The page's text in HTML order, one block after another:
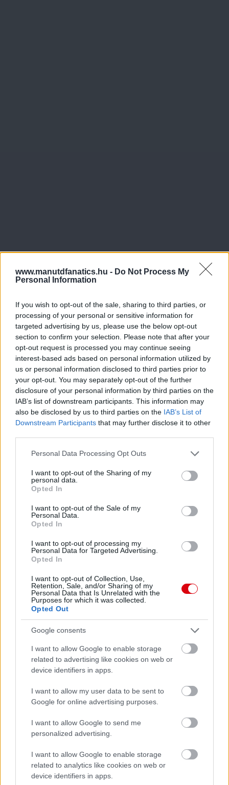
www.manutdfanatics.hu - Do Not Process My
Personal Information
If you wish to opt-out of the sale, sharing to third parties, or
processing of your personal or sensitive information for
targeted advertising by us, please use the below opt-out
section to confirm your selection. Please note that after your
opt-out request is processed you may continue seeing
interest-based ads based on personal information utilized by
us or personal information disclosed to third parties prior to
your opt-out. You may separately opt-out of the further
disclosure of your personal information by third parties on the
IAB’s list of downstream participants. This information may
also be disclosed by us to third parties on the IAB’s List of
Downstream Participants that may further disclose it to other
Please note that this website/app uses one or more Google
not limited to your visit or usage behaviour. You may click to
grant or deny consent to Google and its third-party tags to
use your data for below specified purposes in below Google
consent section.
Personal Data Processing Opt Outs
I want to opt-out of the Sharing of my
personal data.
Opted In
I want to opt-out of the Sale of my
Personal Data.
Opted In
I want to opt-out of processing my
Personal Data for Targeted Advertising.
Opted In
I want to opt-out of Collection, Use,
Retention, Sale, and/or Sharing of my
Personal Data that Is Unrelated with the
Purposes for which it was collected.
Opted Out
Google consents
I want to allow Google to enable storage
related to advertising like cookies on web or
device identifiers in apps.
I want to allow my user data to be sent to
Google for online advertising purposes.
I want to allow Google to send me
personalized advertising.
I want to allow Google to enable storage
related to analytics like cookies on web or
device identifiers in apps.
Meccs Center
Paris Saint-Germainvs
Manchester United
Felkészülési szezon 4. mérkőzés
Nya Ullevi, Göteborg
2026-08-08 17:00
AC MilanvsManchester United 2026-08-15 18:00
ELŐZŐ MÉRKŐZÉSEK
Támogatás
Támogasd adományoddal
a ManUtdFanatics.hu működését!
Kapcsolódó hírek
ÉRDEKESSÉGEK